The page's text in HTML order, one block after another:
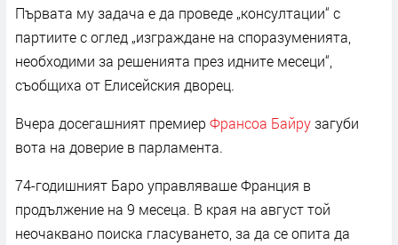
Първата му задача е да проведе „консултации“ с
партиите с оглед „изграждане на споразуменията,
необходими за решенията през идните месеци“,
съобщиха от Елисейския дворец.
Вчера досегашният премиер Франсоа Байру загуби
вота на доверие в парламента.
74-годишният Баро управляваше Франция в
продължение на 9 месеца. В края на август той
неочаквано поиска гласуването, за да се опита да